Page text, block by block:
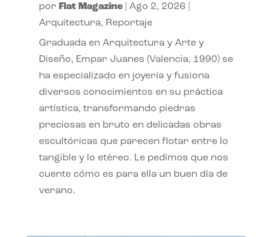
por Flat Magazine| Ago 2, 2026
Arquitectura, Reportaje
Graduada en Arquitectura y Arte y
Diseño, Empar Juanes (Valencia, 1990) se
ha especializado en joyería y fusiona
diversos conocimientos en su práctica
artística, transformando piedras
preciosas en bruto en delicadas obras
escultóricas que parecen flotar entre lo
tangible y lo etéreo. Le pedimos que nos
cuente cómo es para ella un buen día de
verano.